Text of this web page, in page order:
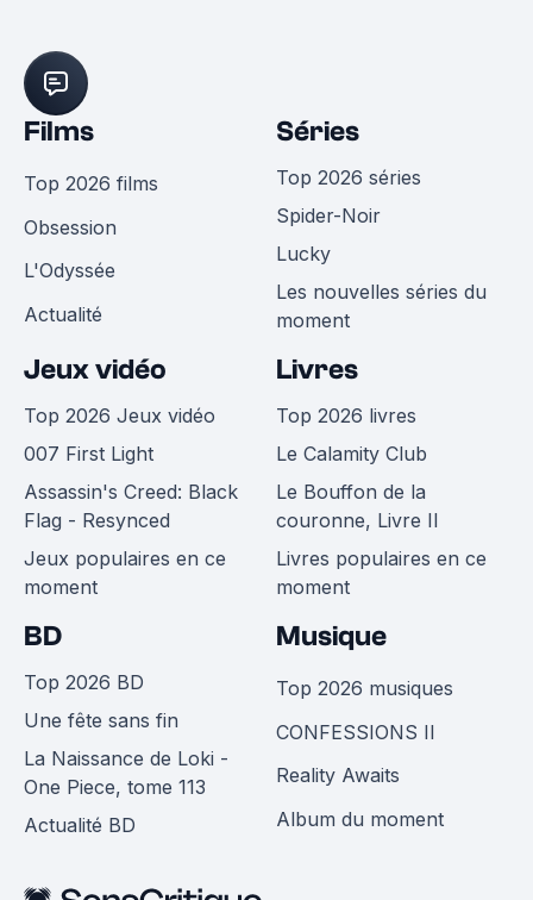
Films
Top 2026 films
Obsession
L'Odyssée
Actualité
Séries
Top 2026 séries
Spider-Noir
Lucky
Les nouvelles séries du
moment
Jeux vidéo
Top 2026 Jeux vidéo
007 First Light
Assassin's Creed: Black
Flag - Resynced
Jeux populaires en ce
moment
Livres
Top 2026 livres
Le Calamity Club
Le Bouffon de la
couronne, Livre II
Livres populaires en ce
moment
BD
Top 2026 BD
Une fête sans fin
La Naissance de Loki -
One Piece, tome 113
Actualité BD
Musique
Top 2026 musiques
CONFESSIONS II
Reality Awaits
Album du moment